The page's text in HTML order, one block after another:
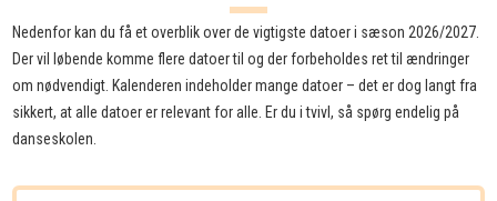
Nedenfor kan du få et overblik over de vigtigste datoer i sæson 2026/2027.
Der vil løbende komme flere datoer til og der forbeholdes ret til ændringer
om nødvendigt. Kalenderen indeholder mange datoer – det er dog langt fra
sikkert, at alle datoer er relevant for alle. Er du i tvivl, så spørg endelig på
danseskolen.